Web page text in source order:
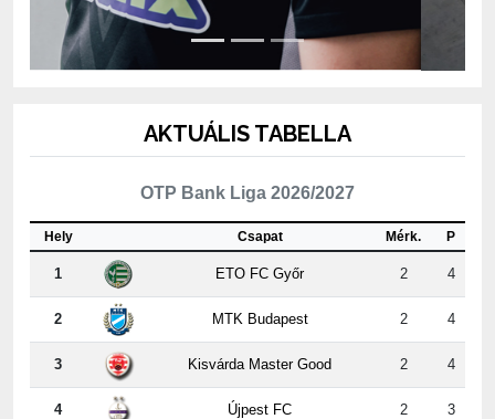
OTP Bank Liga 2026/2027
Csapat
1 ETO FC Győr 2 4
2 MTK Budapest 2 4
3 Kisvárda Master Good 2 4
4 Újpest FC 2 3
5 ZTE FC 2 3